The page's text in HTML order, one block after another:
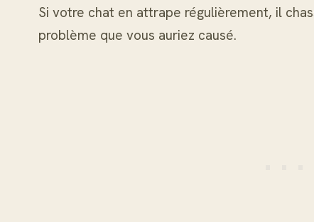
Si votre chat en attrape régulièrement, il
problème que vous auriez causé.